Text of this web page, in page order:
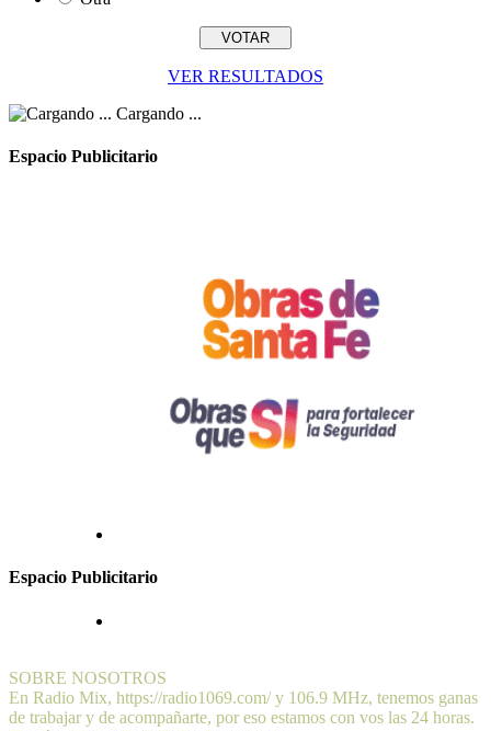
VER RESULTADOS
Cargando ...
Espacio Publicitario
Espacio Publicitario
SOBRE NOSOTROS
En Radio Mix, https://radio1069.com/ y 106.9 MHz, tenemos ganas
de trabajar y de acompañarte, por eso estamos con vos las 24 horas.